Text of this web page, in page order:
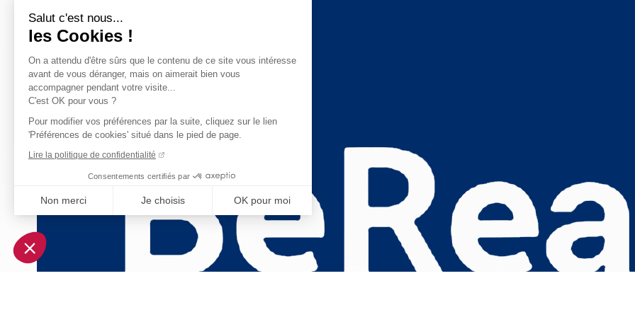
Salut c'est nous...
les Cookies !
On a attendu d'être sûrs que le contenu de ce site vous intéresse
avant de vous déranger, mais on aimerait bien vous
accompagner pendant votre visite...
C'est OK pour vous ?
Pour modifier vos préférences par la suite, cliquez sur le lien
'Préférences de cookies' situé dans le pied de page.
Lire la politique de confidentialité
Consentements certifiés par
Non merci Je choisis OK pour moi
Plateforme de Gestion du Consentement : Personnalisez vos Options
Notre plateforme vous permet d'adapter et de gérer vos paramètres de confidentialité, en garantissant la conformité avec